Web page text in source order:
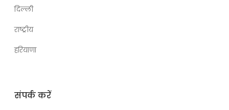
दिल्ली
राष्ट्रीय
हरियाणा
संपर्क करें